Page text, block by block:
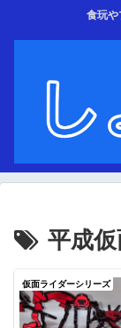
食玩や
平成
仮面ライダーシリーズ